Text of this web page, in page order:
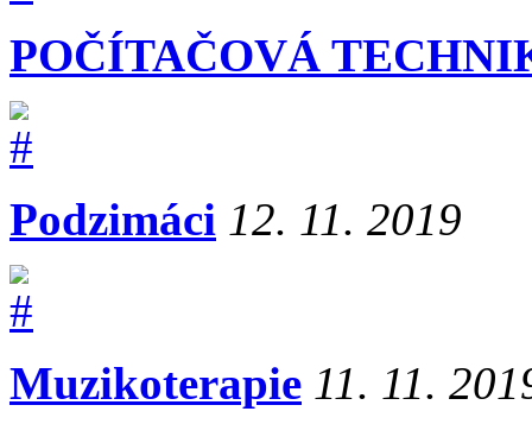
POČÍTAČOVÁ
Podzimáci 12. 11. 2019
Muzikoterapie 11. 11.